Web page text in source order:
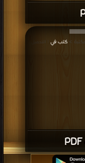
كتب في
| التحميل :